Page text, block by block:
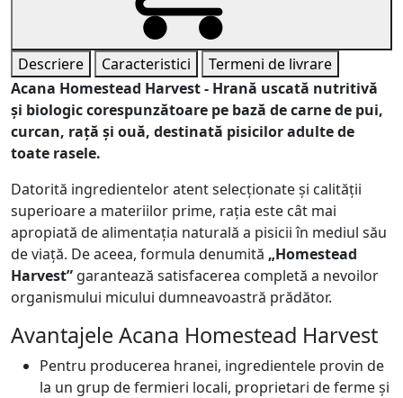
Descriere Caracteristici
Termeni de livrare
Acana Homestead Harvest- Hrană uscată nutritivă
și biologic corespunzătoare pe bază de carne de pui,
curcan, rață și ouă, destinată pisicilor adulte de
toate rasele.
Datorită ingredientelor atent selecționate și calității
superioare a materiilor prime, rația este cât mai
apropiată de alimentația naturală a pisicii în mediul său
de viață. De aceea, formula denumită „Homestead
Harvest” garantează satisfacerea completă a nevoilor
organismului micului dumneavoastră prădător.
Avantajele Acana Homestead Harvest
Pentru producerea hranei, ingredientele provin de
la un grup de fermieri locali, proprietari de ferme și